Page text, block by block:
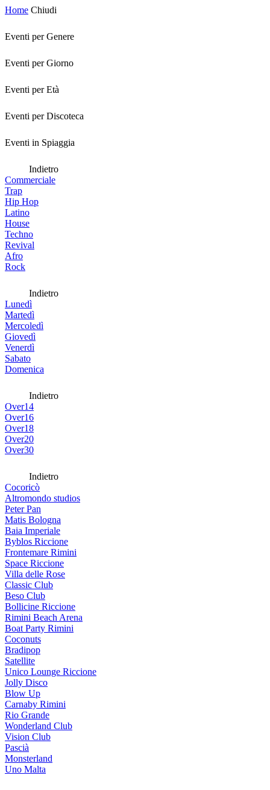
Home Chiudi
Eventi per Genere
Eventi per Giorno
Eventi per Età
Eventi per Discoteca
Eventi in Spiaggia
Indietro
Commerciale
Trap
Hip Hop
Latino
House
Techno
Revival
Afro
Rock
Indietro
Lunedì
Martedì
Mercoledì
Giovedì
Venerdì
Sabato
Domenica
Indietro
Over14
Over16
Over18
Over20
Over30
Indietro
Cocoricò
Altromondo studios
Peter Pan
Matis Bologna
Baia Imperiale
Byblos Riccione
Frontemare Rimini
Space Riccione
Villa delle Rose
Classic Club
Beso Club
Bollicine Riccione
Rimini Beach Arena
Boat Party Rimini
Coconuts
Bradipop
Satellite
Unico Lounge Riccione
Jolly Disco
Blow Up
Carnaby Rimini
Rio Grande
Wonderland Club
Vision Club
Pascià
Monsterland
Uno Malta